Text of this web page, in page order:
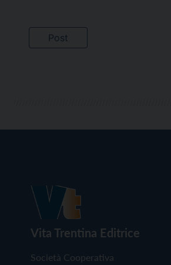
Vita Trentina Editrice
Società Cooperativa